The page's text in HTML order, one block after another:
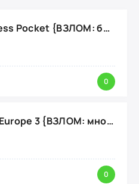
Hydraulic Press Pocket {ВЗЛОМ: бесконечные деньги}
0
Trenches of Europe 3 {ВЗЛОМ: много денег}
0